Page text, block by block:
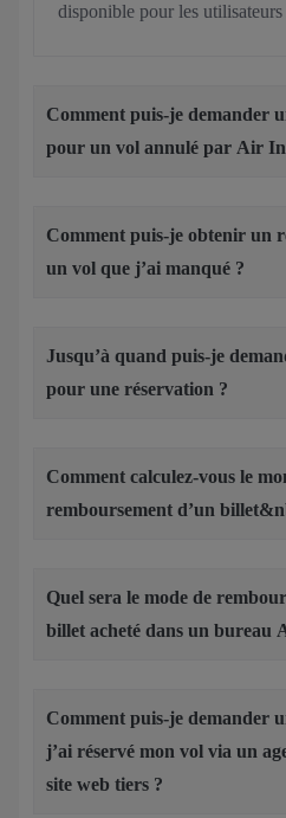
disponible pour les
Comment puis-je demander
pour un vol annulé par Air
Comment puis-je obtenir un
un vol que j’ai manqué ?
Jusqu’à quand puis-je
pour une réservation ?
Comment calculez-vous le
remboursement d’un
Quel sera le mode de
billet acheté dans un bureau
Comment puis-je demander
j’ai réservé mon vol via un
site web tiers ?